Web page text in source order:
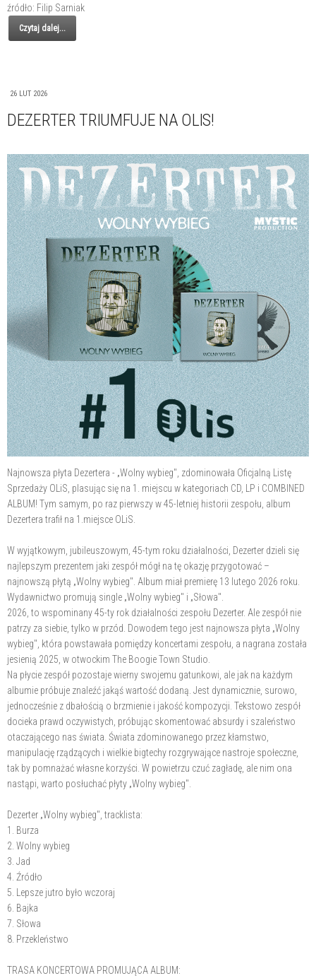
źródło: Filip Sarniak
Czytaj dalej...
26 LUT 2026
DEZERTER TRIUMFUJE NA OLIS!
Najnowsza płyta Dezertera - „Wolny wybieg", zdominowała Oficjalną Listę
Sprzedaży OLiS, plasując się na 1. miejscu w kategoriach CD, LP i COMBINED
ALBUM! Tym samym, po raz pierwszy w 45-letniej historii zespołu, album
Dezertera trafił na 1.miejsce OLiS.
W wyjątkowym, jubileuszowym, 45-tym roku działalności, Dezerter dzieli się
najlepszym prezentem jaki zespół mógł na tę okazję przygotować –
najnowszą płytą „Wolny wybieg". Album miał premierę 13 lutego 2026 roku.
Wydawnictwo promują single „Wolny wybieg" i „Słowa".
2026, to wspominany 45-ty rok działalności zespołu Dezerter. Ale zespół nie
patrzy za siebie, tylko w przód. Dowodem tego jest najnowsza płyta „Wolny
wybieg", która powstawała pomiędzy koncertami zespołu, a nagrana została
jesienią 2025, w otwockim The Boogie Town Studio.
Na płycie zespół pozostaje wierny swojemu gatunkowi, ale jak na każdym
albumie próbuje znaleźć jakąś wartość dodaną. Jest dynamicznie, surowo,
jednocześnie z dbałością o brzmienie i jakość kompozycji. Tekstowo zespół
docieka prawd oczywistych, próbując skomentować absurdy i szaleństwo
otaczającego nas świata. Świata zdominowanego przez kłamstwo,
manipulację rządzących i wielkie bigtechy rozgrywające nastroje społeczne,
tak by pomnażać własne korzyści. W powietrzu czuć zagładę, ale nim ona
nastąpi, warto posłuchać płyty „Wolny wybieg".
Dezerter „Wolny wybieg", tracklista:
1. Burza
2. Wolny wybieg
3. Jad
4. Źródło
5. Lepsze jutro było wczoraj
6. Bajka
7. Słowa
8. Przekleństwo
TRASA KONCERTOWA PROMUJĄCA ALBUM: